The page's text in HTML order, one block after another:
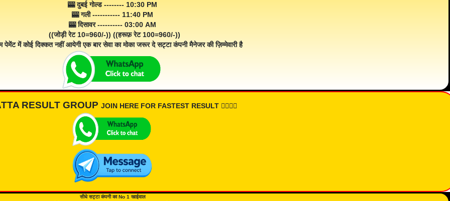
🎰 दुबई गोल्ड -------- 10:30 PM
🎰 गली ----------- 11:40 PM
🎰 दिसावर ---------- 03:00 AM
((जोड़ी रेट 10=960/-)) ((हरूफ़ रेट 100=960/-))
पेमेंट में कोई दिक्कत नहीं आयेगी एक बार सेवा का मोका जरूर दे सट्टा कंपनी मैनेजर की ज़िम्मेवारी है
RESULT GROUP JOIN HERE FOR FASTEST RESULT 👇🏾👇🏾
सीधे सट्टा कंपनी का No 1 खाईवाल